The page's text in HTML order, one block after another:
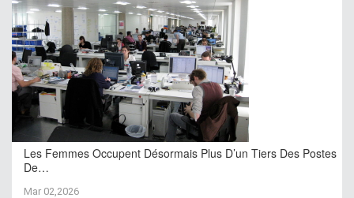
Les Femmes Occupent Désormais Plus D’un Tiers Des Postes
De…
Mar 02,2026